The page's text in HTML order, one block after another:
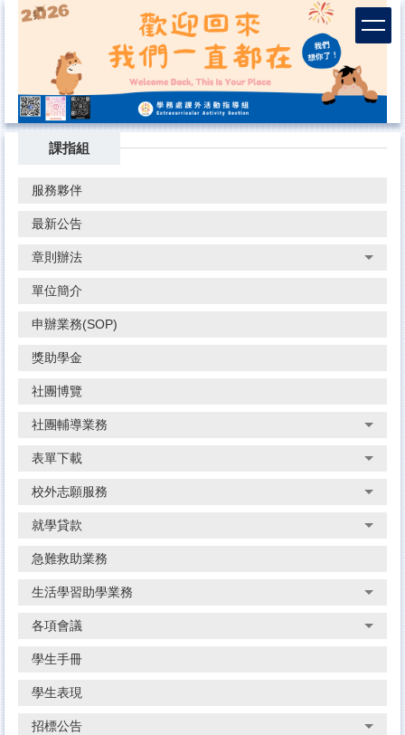
區
課指組
服務夥伴
最新公告
章則辦法
單位簡介
申辦業務(SOP)
獎助學金
社團博覽
社團輔導業務
表單下載
校外志願服務
就學貸款
急難救助業務
生活學習助學業務
各項會議
學生手冊
學生表現
招標公告